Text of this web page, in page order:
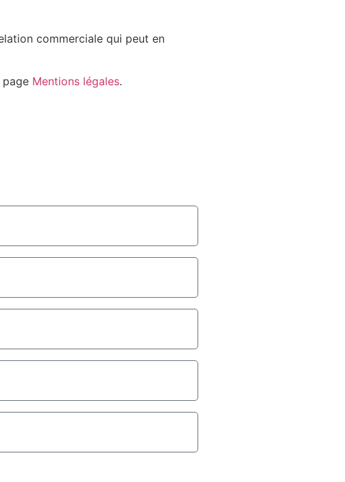
commerciale qui peut en
Mentions légales.